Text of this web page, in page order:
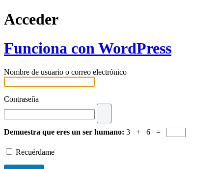
Acceder
Funciona con WordPress
Nombre de usuario o correo electrónico
Contraseña
Demuestra que eres un ser humano: 3 + 6 =
Recuérdame